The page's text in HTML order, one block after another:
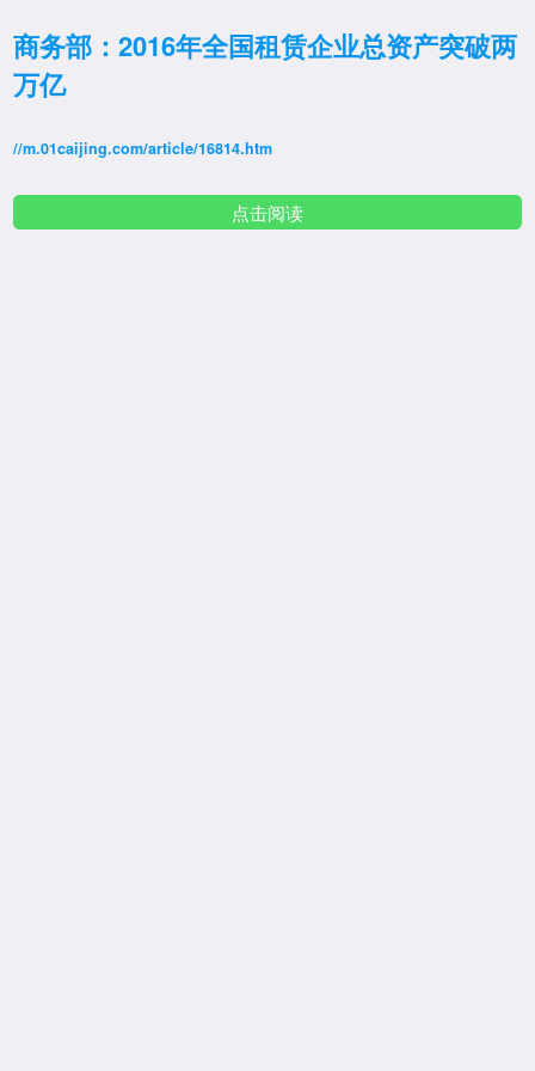
商务部：2016年全国租赁企业总资产突破两
万亿
//m.01caijing.com/article/16814.htm
点击阅读